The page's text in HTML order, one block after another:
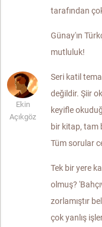
Ekin
Açıkgöz
tarafından
Günay'ın
mutluluk!
Seri katil
değildir. Şiir
keyifle
bir kitap, tam
Tüm sorular
Tek bir yere
olmuş?
zorlamıştır
çok yanlış